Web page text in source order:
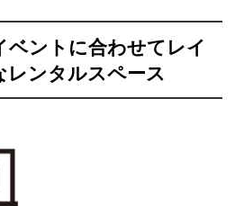
ベントに合わせてレイ
レンタルスペース